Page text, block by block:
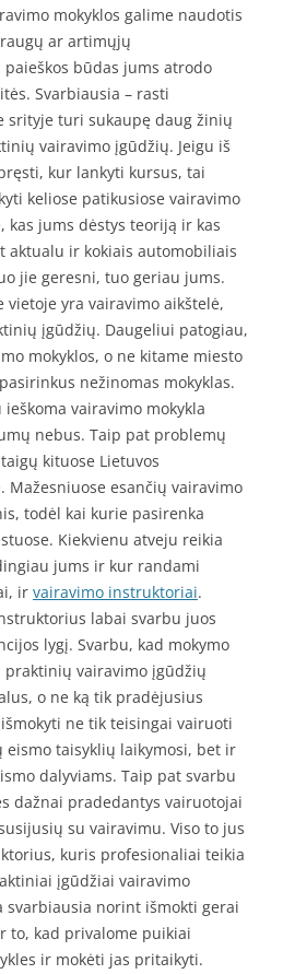
mokyklos galime naudotis
ar artimųjų
būdas jums atrodo
Svarbiausia – rasti
srityje turi sukaupę daug žinių
vairavimo įgūdžių. Jeigu iš
kur lankyti kursus, tai
keliose patikusiose vairavimo
kas jums dėstys teoriją ir kas
aktualu ir kokiais automobiliais
jie geresni, tuo geriau jums.
yra vairavimo aikštelė,
įgūdžių. Daugeliui patogiau,
mokyklos, o ne kitame miesto
nežinomas mokyklas.
vairavimo mokykla
nebus. Taip pat problemų
kituose Lietuvos
Mažesniuose esančių vairavimo
todėl kai kurie pasirenka
Kiekvienu atveju reikia
jums ir kur randami
ir vairavimo instruktoriai.
labai svarbu juos
lygį. Svarbu, kad mokymo
vairavimo įgūdžių
o ne ką tik pradėjusius
ne tik teisingai vairuoti
taisyklių laikymosi, bet ir
dalyviams. Taip pat svarbu
dažnai pradedantys vairuotojai
su vairavimu. Viso to jus
kuris profesionaliai teikia
įgūdžiai vairavimo
svarbiausia norint išmokti gerai
to, kad privalome puikiai
ir mokėti jas pritaikyti.